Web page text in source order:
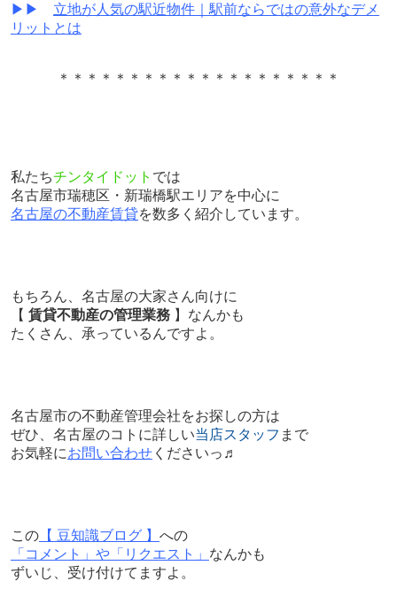
▶▶ 立地が人気の駅近物件｜駅前ならではの意外なデメ
リットとは
＊＊＊＊＊＊＊＊＊＊＊＊＊＊＊＊＊＊＊＊
私たちチンタイドット では
名古屋市瑞穂区・新瑞橋駅エリアを中心に
名古屋の不動産賃貸を数多く紹介しています。
もちろん、名古屋の大家さん向けに
【 賃貸不動産の管理業務】なんかも
たくさん、承っているんですよ。
名古屋市の不動産管理会社をお探しの方は
ぜひ、名古屋のコトに詳しい当店スタッフ まで
お気軽にお問い合わせくださいっ♬
この【 豆知識ブログ 】 への
「コメント」や「リクエスト」 なんかも
ずいじ、受け付けてますよ。